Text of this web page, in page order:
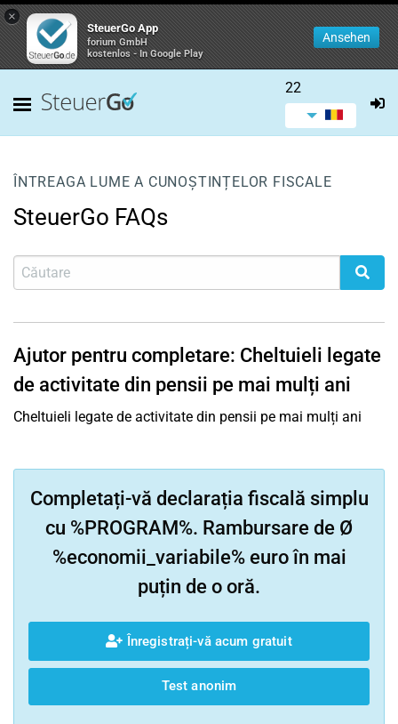
×
SteuerGo App
forium GmbH
kostenlos - In Google Play
Ansehen
22
ÎNTREAGA LUME A CUNOȘTINȚELOR FISCALE
SteuerGo FAQs
Ajutor pentru completare: Cheltuieli legate
de activitate din pensii pe mai mulți ani
Cheltuieli legate de activitate din pensii pe mai mulți ani
Completați-vă declarația fiscală simplu
cu %PROGRAM%. Rambursare de Ø
%economii_variabile% euro în mai
puțin de o oră.
Înregistrați-vă acum gratuit
Test anonim